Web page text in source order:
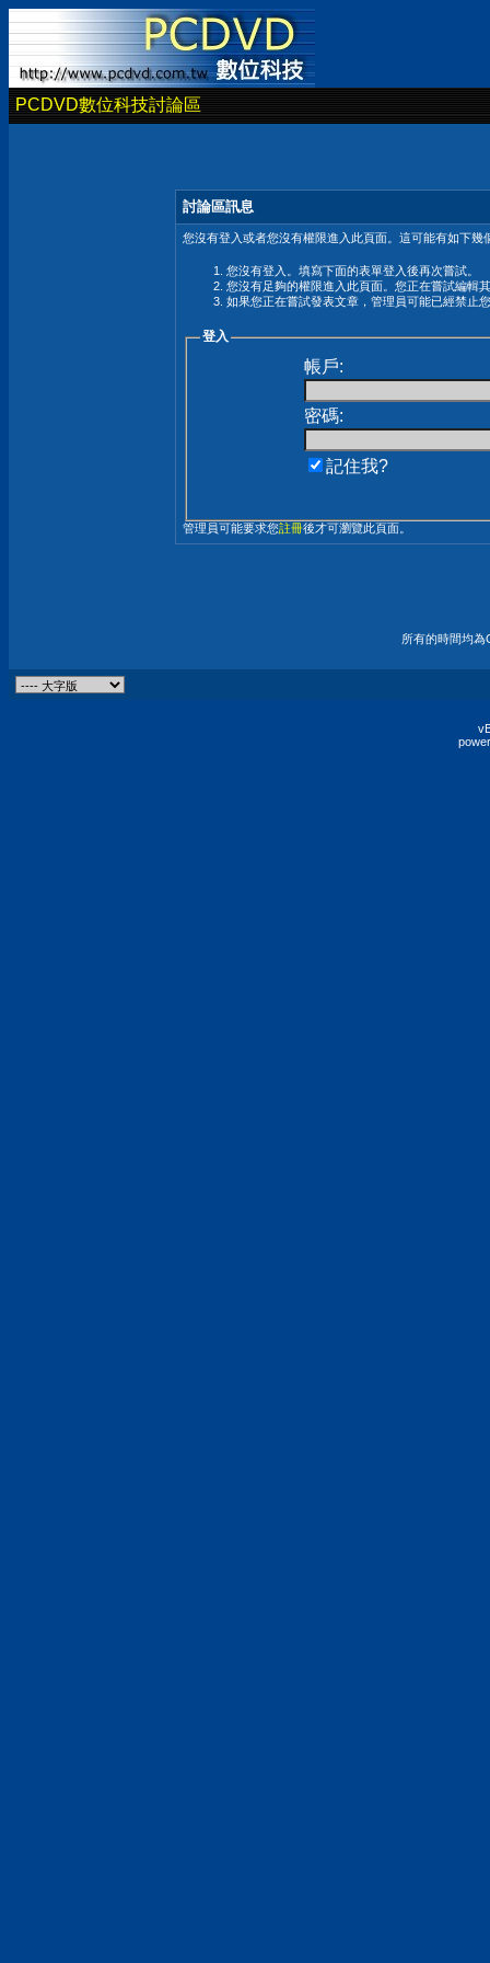
PCDVD數位科技討論區
討論區訊息
您沒有登入或者您沒有權限進入此頁面。這可能有如下幾
您沒有登入。填寫下面的表單登入後再次嘗試。
您沒有足夠的權限進入此頁面。您正在嘗試編輯
如果您正在嘗試發表文章，管理員可能已經禁止
登入
帳戶:
密碼:
記住我?
管理員可能要求您註冊後才可瀏覽此頁面。
所有的時間均為